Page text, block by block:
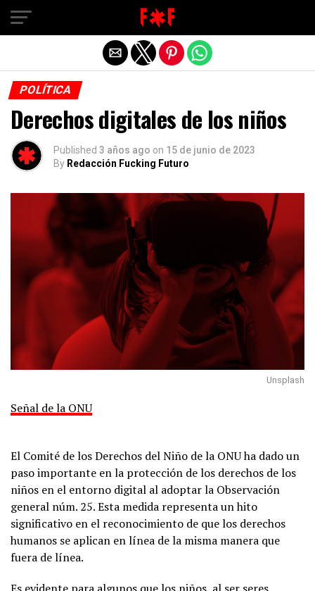
POLÍTICA
Derechos digitales de los niños
Published 3 años ago on 15 de junio de 2023
By Redacción Fucking Futuro
Unsplash
Señal de la ONU
El Comité de los Derechos del Niño de la ONU ha dado un
paso importante en la protección de los derechos de los
niños en el entorno digital al adoptar la Observación
general núm. 25. Esta medida representa un hito
significativo en el reconocimiento de que los derechos
humanos se aplican en línea de la misma manera que
fuera de línea.